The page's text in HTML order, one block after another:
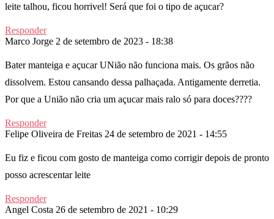
leite talhou, ficou horrivel! Será que foi o tipo de açucar?
Responder
Marco Jorge 2 de setembro de 2023 - 18:38
Bater manteiga e açucar UNião não funciona mais. Os grãos não
dissolvem. Estou cansando dessa palhaçada. Antigamente derretia.
Por que a União não cria um açucar mais ralo só para doces????
Responder
Felipe Oliveira de Freitas 24 de setembro de 2021 - 14:55
Eu fiz e ficou com gosto de manteiga como corrigir depois de pronto
posso acrescentar leite
Responder
Angel Costa 26 de setembro de 2021 - 10:29